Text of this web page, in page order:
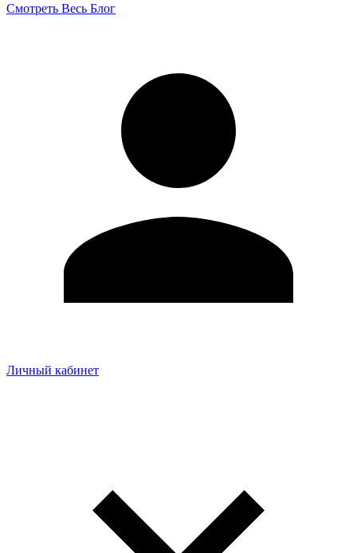
Смотреть Весь Блог
Личный кабинет